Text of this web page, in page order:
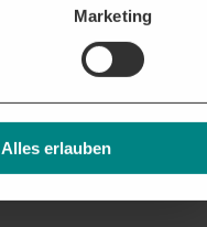
Marketing
Alles erlauben